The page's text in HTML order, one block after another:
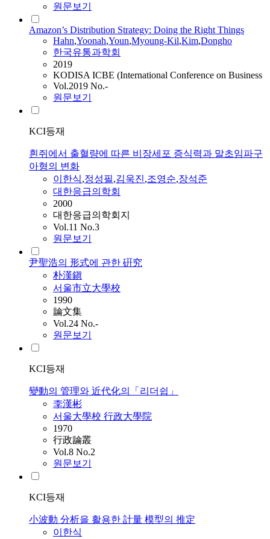
원문보기
Amazon’s Distribution Strategy: Doing the Right Things
Hahn,Yoonah,Youn,Myoung-Kil,Kim,Dongho
한국유통과학회
2019
KODISA ICBE (International Conference on Business
Vol.2019 No.-
원문보기
KCI등재
흰쥐에서 출혈량에 따른 비장세포 증식력과 말초임파구
아형의 변화
이한식,정성필,김욱진,조영순,장석준
대한응급의학회
2000
대한응급의학회지
Vol.11 No.3
원문보기
尹聖浩의 形式에 관한 硏究
朴漢鎭
서울市立大學校
1990
論文集
Vol.24 No.-
원문보기
KCI등재
變動의 管理와 近代化의「리더쉽」
李漢彬
서울大學校 行政大學院
1970
行政論叢
Vol.8 No.2
원문보기
KCI등재
小波動 分析을 활용한 計量 模型의 推定
이한식